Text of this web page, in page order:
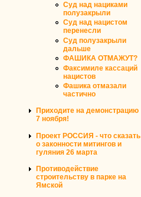
Суд над нациками
полузакрыли
Суд над нацистом
перенесли
Суд полузакрыли
дальше
ФАШИКА ОТМАЖУТ?
Факсимиле кассаций
нацистов
Фашика отмазали
частично
Приходите на демонстрацию
7 ноября!
Проект РОССИЯ - что сказать
о законности митингов и
гуляния 26 марта
Противодействие
строительству в парке на
Ямской